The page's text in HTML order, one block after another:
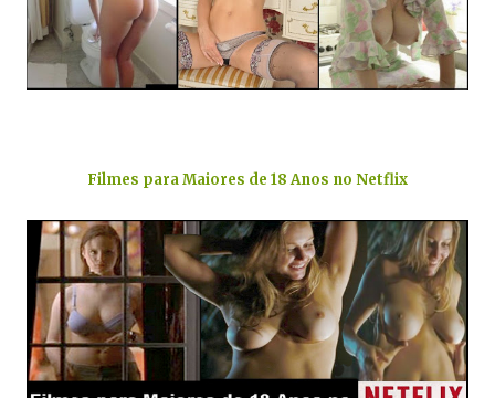
Filmes para Maiores de 18 Anos no Netflix